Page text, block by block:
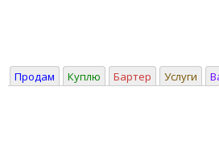
Продам Куплю Бартер Услуги